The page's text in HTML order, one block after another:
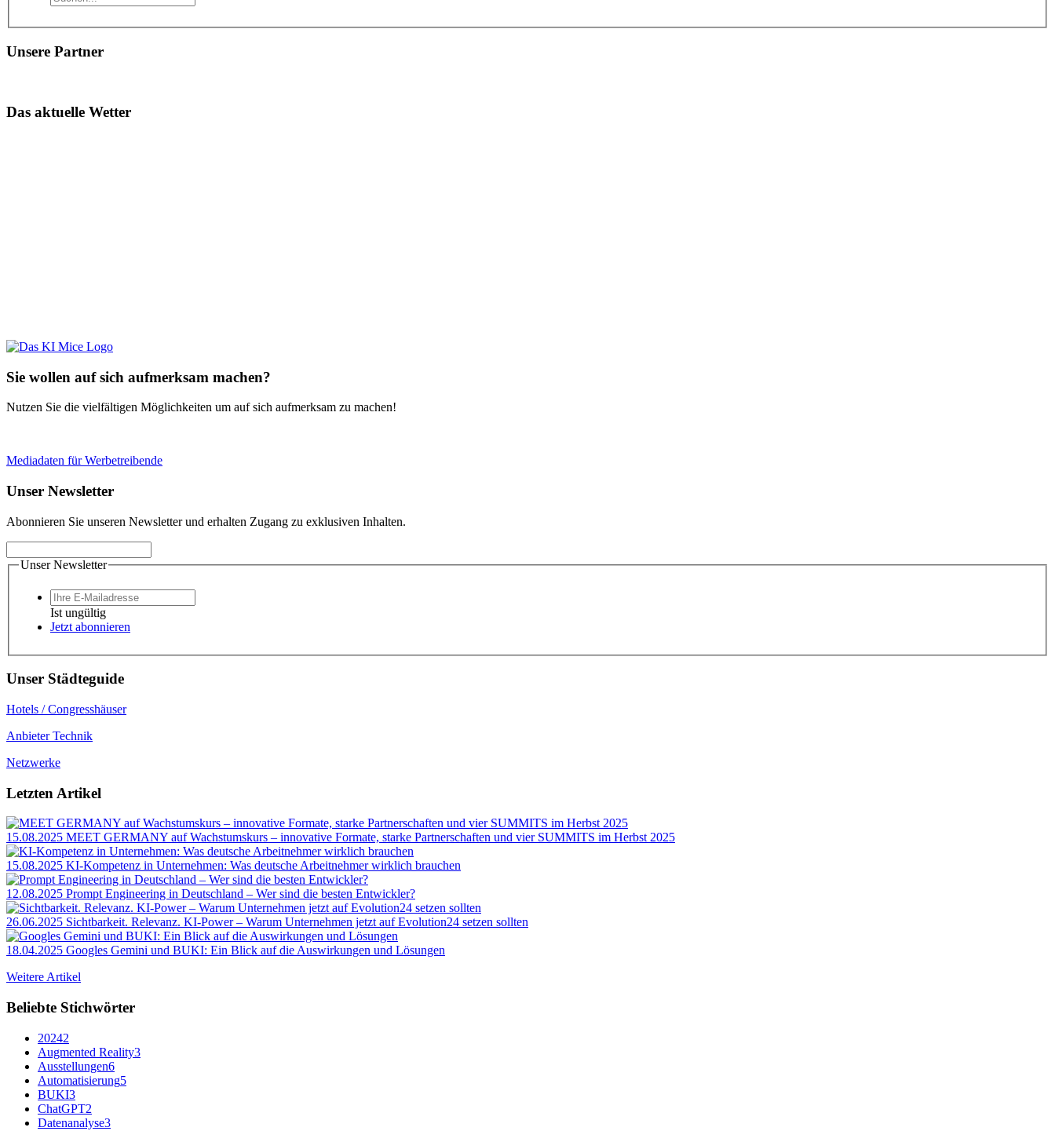
Unsere Partner
Das aktuelle Wetter
Sie wollen auf sich aufmerksam machen?
Nutzen Sie die vielfältigen Möglichkeiten um auf sich aufmerksam zu machen!
Mediadaten für Werbetreibende
Unser Newsletter
Abonnieren Sie unseren Newsletter und erhalten Zugang zu exklusiven Inhalten.
Unser Newsletter
Ist ungültig
Jetzt abonnieren
Unser Städteguide
Hotels / Congresshäuser
Anbieter Technik
Netzwerke
Letzten Artikel
15.08.2025 MEET GERMANY auf Wachstumskurs – innovative Formate, starke Partnerschaften und vier SUMMITS im Herbst 2025
15.08.2025 KI-Kompetenz in Unternehmen: Was deutsche Arbeitnehmer wirklich brauchen
12.08.2025 Prompt Engineering in Deutschland – Wer sind die besten Entwickler?
26.06.2025 Sichtbarkeit. Relevanz. KI-Power – Warum Unternehmen jetzt auf Evolution24 setzen sollten
18.04.2025 Googles Gemini und BUKI: Ein Blick auf die Auswirkungen und Lösungen
Weitere Artikel
Beliebte Stichwörter
20242
Augmented Reality3
Ausstellungen6
Automatisierung5
BUKI3
ChatGPT2
Datenanalyse3